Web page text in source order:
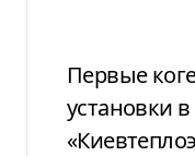
Первые когенерационные
установки